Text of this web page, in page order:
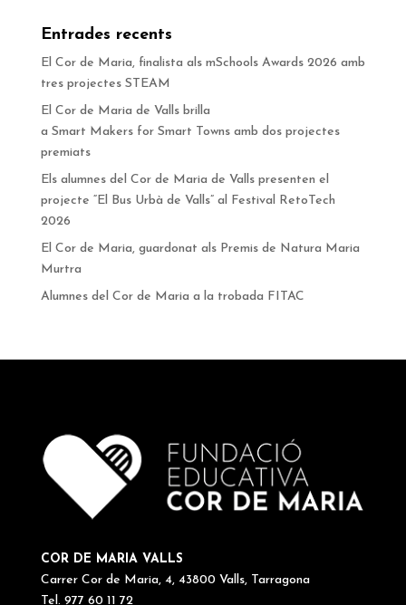
Entrades recents
El Cor de Maria, finalista als mSchools Awards 2026 amb
tres projectes STEAM
El Cor de Maria de Valls brilla
a Smart Makers for Smart Towns amb dos projectes
premiats
Els alumnes del Cor de Maria de Valls presenten el
projecte “El Bus Urbà de Valls” al Festival RetoTech
2026
El Cor de Maria, guardonat als Premis de Natura Maria
Murtra
Alumnes del Cor de Maria a la trobada FITAC
COR DE MARIA VALLS
Carrer Cor de Maria, 4, 43800 Valls, Tarragona
Tel. 977 60 11 72